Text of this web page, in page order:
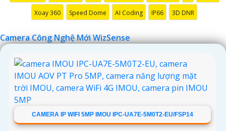
Xoay 360 Speed Dome AI Coding IP66 3D DNR
Camera Công Nghệ Mới WizSense
CAMERA IP WIFI 5MP IMOU IPC-UA7E-5M0T2-EU/FSP14